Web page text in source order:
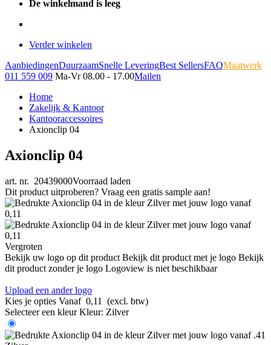
De winkelmand is leeg
Verder winkelen
AanbiedingenDuurzaamSnelle LeveringBest SellersFAQMaatwerk
011 559 009 Ma-Vr 08.00 - 17.00Mailen
Home
Zakelijk & Kantoor
Kantooraccessoires
Axionclip 04
Axionclip 04
art. nr. 20439000Voorraad laden
Dit product uitproberen? Vraag een gratis sample aan!
Vergroten
Bekijk uw logo op dit product Bekijk dit product met je logo Bekijk
dit product zonder je logo Logoview is niet beschikbaar
Upload een ander logo
Kies je opties Vanaf 0,11
(excl. btw)
Selecteer een kleur Kleur: Zilver